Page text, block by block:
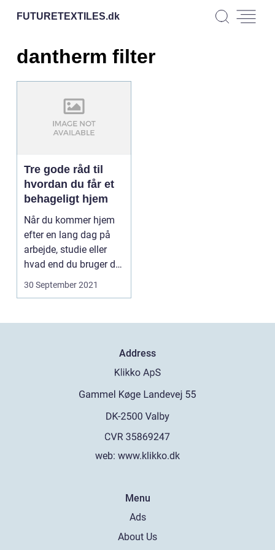
FUTURETEXTILES.dk
dantherm filter
Tre gode råd til
hvordan du får et
behageligt hjem
Når du kommer hjem
efter en lang dag på
arbejde, studie eller
hvad end du bruger din
hverdag på, så ...
30 September 2021
Address
web: www.klikko.dk
Menu
Ads
About Us